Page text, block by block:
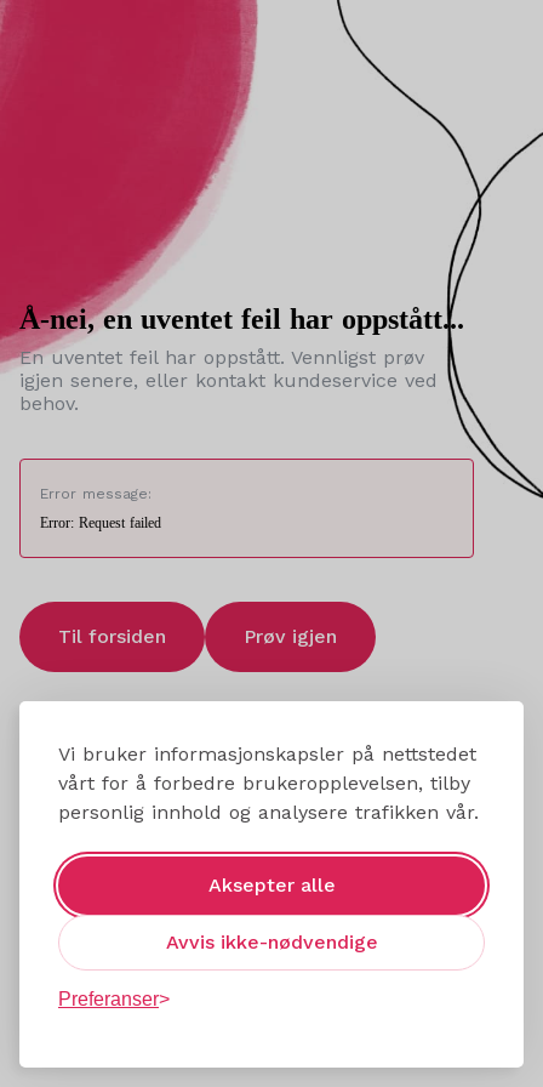
Vi bruker informasjonskapsler på nettstedet
vårt for å forbedre brukeropplevelsen, tilby
personlig innhold og analysere trafikken vår.
Aksepter alle
Avvis ikke-nødvendige
Preferanser
Å-nei, en uventet feil har oppstått...
En uventet feil har oppstått. Vennligst prøv
igjen senere, eller kontakt kundeservice ved
behov.
Error message:
Error: Request failed
Til forsiden Prøv igjen